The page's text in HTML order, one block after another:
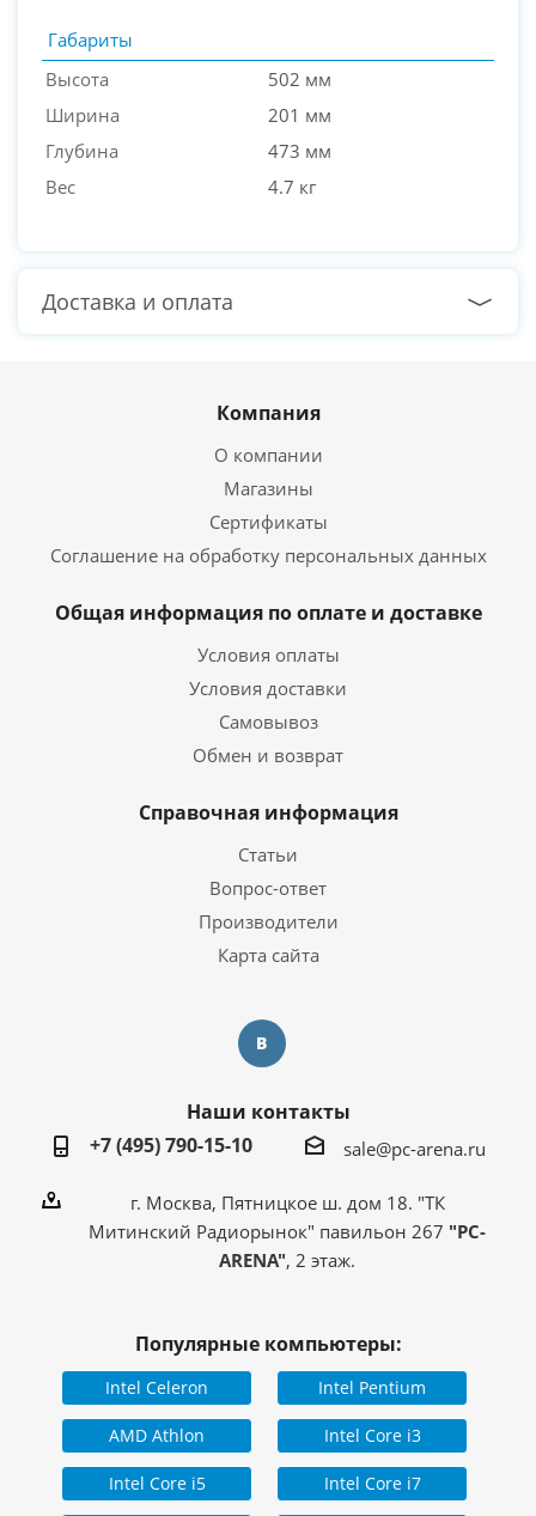
Габариты
Высота
502 мм
Ширина
201 мм
Глубина
473 мм
Вес
4.7 кг
Доставка и оплата
Компания
О компании
Магазины
Сертификаты
Соглашение на обработку персональных данных
Общая информация по оплате и доставке
Условия оплаты
Условия доставки
Самовывоз
Обмен и возврат
Справочная информация
Статьи
Вопрос-ответ
Производители
Карта сайта
Наши контакты
+7 (495) 790-15-10
sale@pc-arena.ru
г. Москва, Пятницкое ш. дом 18. "ТК
Митинский Радиорынок" павильон 267 "PC-
ARENA", 2 этаж.
Популярные компьютеры:
Intel Celeron Intel Pentium
AMD Athlon Intel Core i3
Intel Core i5 Intel Core i7